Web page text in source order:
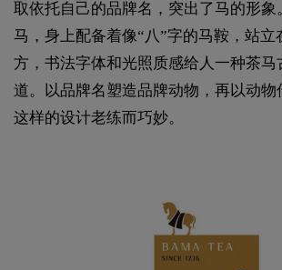
取依托自己的品牌名，突出了马的形象
马，身上配备着像“八”字的马鞍，站立
方，书法字体和光照质感给人一种茶马
道。以品牌名塑造品牌动物，再以动物
这样的设计老练而巧妙。